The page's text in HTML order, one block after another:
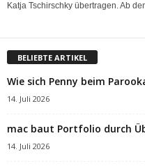
Katja Tschirschky übertragen. Ab
BELIEBTE ARTIKEL
Wie sich Penny beim
14. Juli 2026
mac baut Portfolio durch
14. Juli 2026